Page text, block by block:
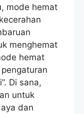
mode hemat
menghemat
hemat
Di sana,
untuk
dan